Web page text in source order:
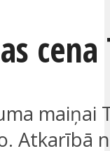
cena
maiņai
Atkarībā